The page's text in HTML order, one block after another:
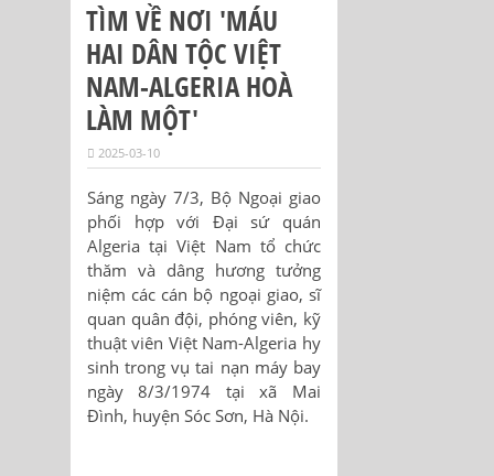
TÌM VỀ NƠI 'MÁU
HAI DÂN TỘC VIỆT
NAM-ALGERIA HOÀ
LÀM MỘT'
2025-03-10
Sáng ngày 7/3, Bộ Ngoại giao
phối hợp với Đại sứ quán
Algeria tại Việt Nam tổ chức
thăm và dâng hương tưởng
niệm các cán bộ ngoại giao, sĩ
quan quân đội, phóng viên, kỹ
thuật viên Việt Nam-Algeria hy
sinh trong vụ tai nạn máy bay
ngày 8/3/1974 tại xã Mai
Đình, huyện Sóc Sơn, Hà Nội.